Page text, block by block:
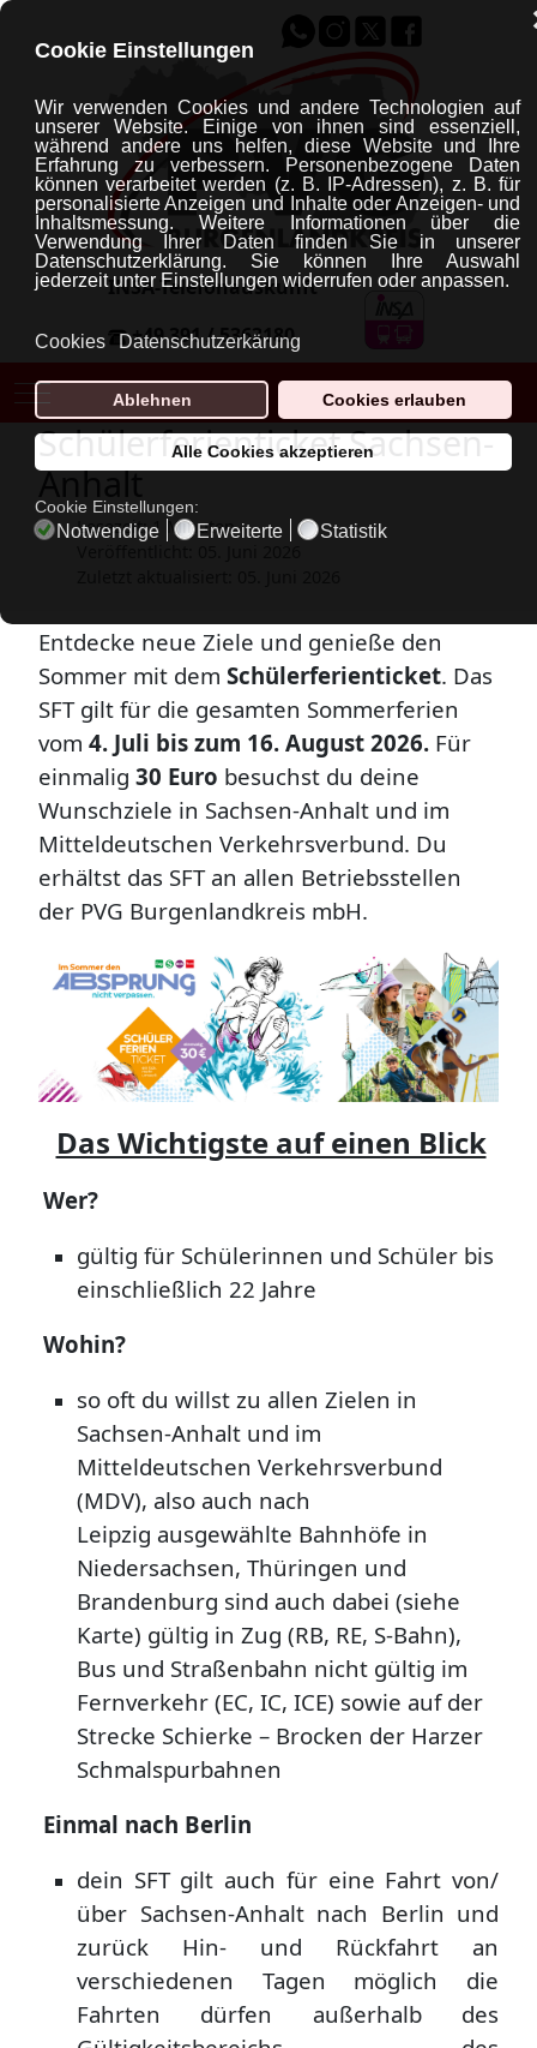
Cookie Einstellungen
Wir verwenden Cookies und andere Technologien auf
unserer Website. Einige von ihnen sind essenziell,
während andere uns helfen, diese Website und Ihre
Erfahrung zu verbessern.
Personenbezogene Daten
können verarbeitet werden (z. B. IP-Adressen), z. B. für
personalisierte Anzeigen und Inhalte oder Anzeigen- und
Inhaltsmessung.
Weitere Informationen über die
Verwendung Ihrer Daten finden Sie in unserer
Datenschutzerklärung.
Sie können Ihre Auswahl
jederzeit unter Einstellungen widerrufen oder anpassen.
Cookies Datenschutzerkärung
Ablehnen Cookies erlauben
Alle Cookies akzeptieren
Cookie Einstellungen:
Notwendige Erweiterte Statistik
INSA-Telefonauskunft
+49 391 / 5363180
Mobile Menu Toggle
Schülerferienticket Sachsen-
Anhalt
Lesezeit: 1 Minuten
Entdecke neue Ziele und genieße den
Sommer mit dem Schülerferienticket. Das
SFT gilt für die gesamten Sommerferien
vom 4. Juli bis zum 16. August 2026. Für
einmalig 30 Euro besuchst du deine
Wunschziele in Sachsen-Anhalt und im
Mitteldeutschen Verkehrsverbund. Du
erhältst das SFT an allen Betriebsstellen
der PVG Burgenlandkreis mbH.
Das Wichtigste auf einen Blick
Wer?
gültig für Schülerinnen und Schüler bis
einschließlich 22 Jahre
Wohin?
so oft du willst zu allen Zielen in
Sachsen-Anhalt und im
Mitteldeutschen Verkehrsverbund
(MDV), also auch nach
Leipzig ausgewählte Bahnhöfe in
Niedersachsen, Thüringen und
Brandenburg sind auch dabei (siehe
Karte) gültig in Zug (RB, RE, S-Bahn),
Bus und Straßenbahn nicht gültig im
Fernverkehr (EC, IC, ICE) sowie auf der
Strecke Schierke – Brocken der Harzer
Schmalspurbahnen
Einmal nach Berlin
dein SFT gilt auch für eine Fahrt von/
über Sachsen-Anhalt nach Berlin und
zurück Hin- und Rückfahrt an
verschiedenen Tagen möglich die
Fahrten dürfen außerhalb des